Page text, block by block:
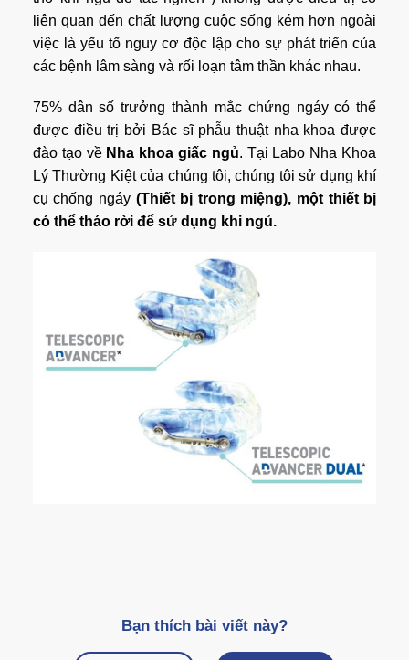
liên quan đến chất lượng cuộc sống kém hơn ngoài
việc là yếu tố nguy cơ độc lập cho sự phát triển của
các bệnh lâm sàng và rối loạn tâm thần khác nhau.
75% dân số trưởng thành mắc chứng ngáy có thể
được điều trị bởi Bác sĩ phẫu thuật nha khoa được
đào tạo về Nha khoa giấc ngủ. Tại Labo Nha Khoa
Lý Thường Kiệt của chúng tôi, chúng tôi sử dụng khí
cụ chống ngáy (Thiết bị trong miệng), một thiết bị
có thể tháo rời để sử dụng khi ngủ.
Bạn thích bài viết này?